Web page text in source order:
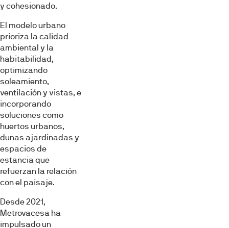
y cohesionado.
El modelo urbano
prioriza la calidad
ambiental y la
habitabilidad,
optimizando
soleamiento,
ventilación y vistas, e
incorporando
soluciones como
huertos urbanos,
dunas ajardinadas y
espacios de
estancia que
refuerzan la relación
con el paisaje.
Desde 2021,
Metrovacesa ha
impulsado un